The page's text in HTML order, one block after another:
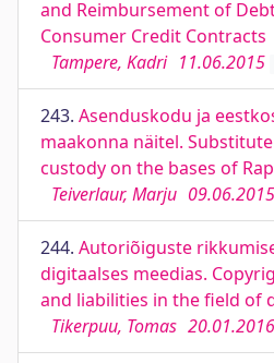
and Reimbursement of
Consumer Credit Contracts
Tampere, Kadri 11.06.2015
243. Asenduskodu ja
maakonna näitel.
custody on the bases of
Teiverlaur, Marju 09.06.2015
244. Autoriõiguste
digitaalses meedias.
and liabilities in the field of
Tikerpuu, Tomas 20.01.2016